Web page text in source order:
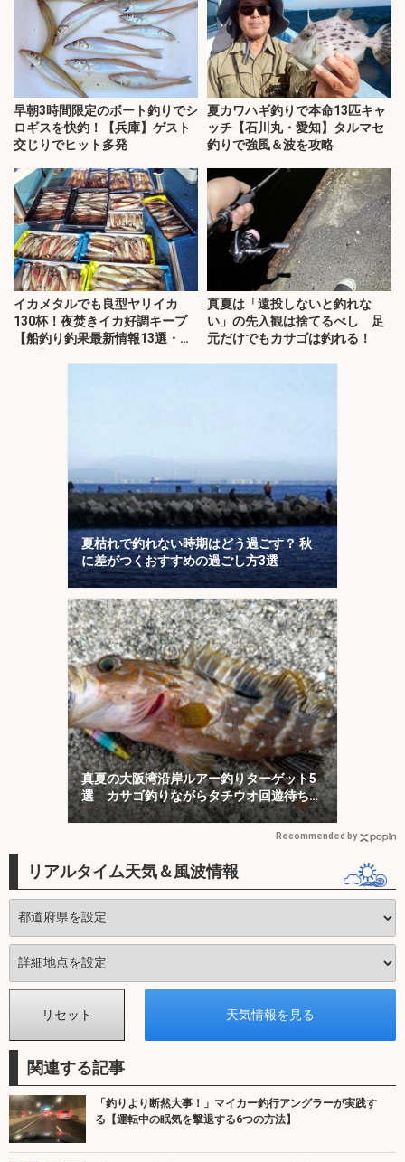
早朝3時間限定のボート釣りでシ
ロギスを快釣！【兵庫】ゲスト
交じりでヒット多発
夏カワハギ釣りで本命13匹キャ
ッチ【石川丸・愛知】タルマセ
釣りで強風＆波を攻略
イカメタルでも良型ヤリイカ
130杯！夜焚きイカ好調キープ
【船釣り釣果最新情報13選・玄
真夏は「遠投しないと釣れな
い」の先入観は捨てるべし 足
元だけでもカサゴは釣れる！
夏枯れで釣れない時期はどう過ごす？ 秋
に差がつくおすすめの過ごし方3選
真夏の大阪湾沿岸ルアー釣りターゲット5
選 カサゴ釣りながらタチウオ回遊待ちが
オススメ？
Recommended by
リアルタイム天気＆風波情報
関連する記事
「釣りより断然大事！」マイカー釣行アングラーが実践す
る【運転中の眠気を撃退する6つの方法】